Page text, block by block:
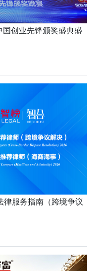
创业先锋颁奖盛典盛
律服务指南（跨境争议